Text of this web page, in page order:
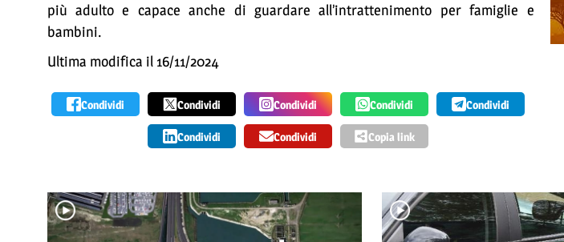
più adulto e capace anche di guardare all’intrattenimento per famiglie e
bambini.
Ultima modifica il 16/11/2024
Condividi Condividi Condividi Condividi Condividi
Condividi Condividi Copia link